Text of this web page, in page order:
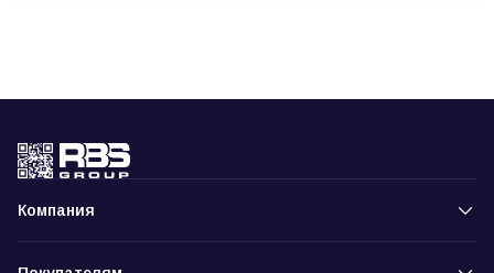
Компания